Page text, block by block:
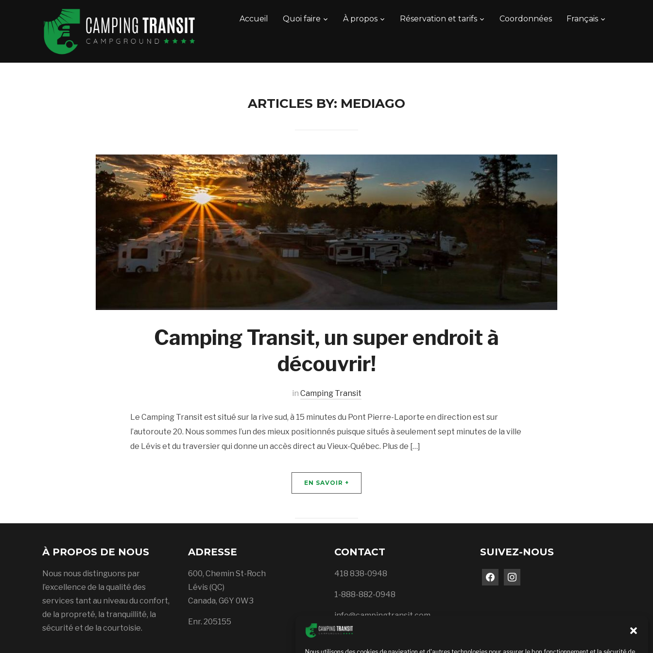
Accueil Quoi faire À propos Réservation et tarifs Coordonnées Français
ARTICLES BY: MEDIAGO
Camping Transit, un super endroit à
découvrir!
in Camping Transit
Le Camping Transit est situé sur la rive sud, à 15 minutes du Pont Pierre-Laporte en direction est sur
l’autoroute 20. Nous sommes l’un des mieux positionnés puisque situés à seulement sept minutes de la ville
de Lévis et du traversier qui donne un accès direct au Vieux-Québec. Plus de […]
EN SAVOIR +
À PROPOS DE NOUS
Nous nous distinguons par
l’excellence de la qualité des
services tant au niveau du confort,
de la propreté, la tranquillité, la
sécurité et de la courtoisie.
ADRESSE
600, Chemin St-Roch
Lévis (QC)
Canada, G6Y 0W3
Enr. 205155
CONTACT
418 838-0948
1-888-882-0948
info@campingtransit.com
SUIVEZ-NOUS
facebookinstagram